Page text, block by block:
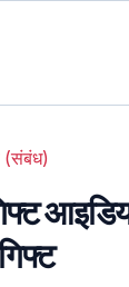
(संबंध)